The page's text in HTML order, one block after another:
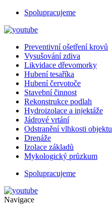
Spolupracujeme
Preventivní ošetření krovů
Vysušování zdiva
Likvidace dřevomorky
Hubení tesaříka
Hubení červotoče
Stavební činnost
Rekonstrukce podlah
Hydroizolace a injektáže
Jádrové vrtání
Odstranění vlhkosti objektu
Drenáže
Izolace základů
Mykologický průzkum
Spolupracujeme
Navigace